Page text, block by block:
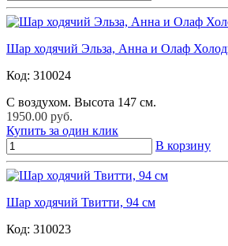
Шар ходячий Эльза, Анна и Олаф
Код: 310024
С воздухом. Высота 147 см.
1950.00 руб.
Купить за один клик
В корзину
Шар ходячий Твитти, 94 см
Код: 310023